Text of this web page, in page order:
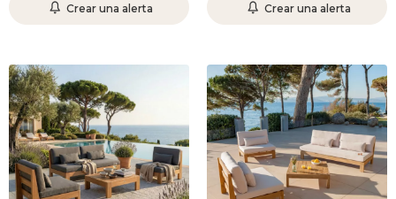
Crear una alerta Crear una alerta